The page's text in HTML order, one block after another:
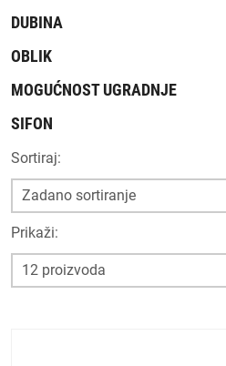
DUBINA
OBLIK
MOGUĆNOST UGRADNJE
SIFON
Sortiraj:
Prikaži: